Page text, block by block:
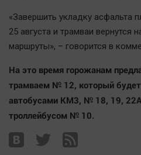
Медицина
Новости компаний
Статистика
Челябинск космический
Другие рубрики
Bookworms
«Завершить укладку асфальта
25 августа и трамваи вернутся
маршруты», – говорится в
На это время горожанам
трамваем № 12, который
автобусами КМ3, № 18, 19,
троллейбусом № 10.